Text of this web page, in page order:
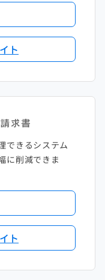
ト
できるシステム
に削減できま
ト